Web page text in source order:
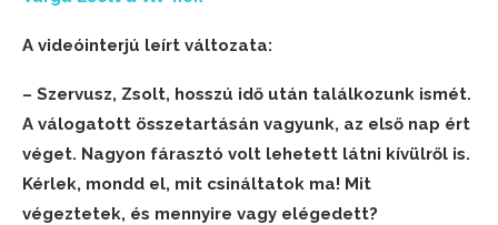
A videóinterjú leírt változata:
– Szervusz, Zsolt, hosszú idő után találkozunk ismét.
A válogatott összetartásán vagyunk, az első nap ért
véget. Nagyon fárasztó volt lehetett látni kívülről is.
Kérlek, mondd el, mit csináltatok ma! Mit
végeztetek, és mennyire vagy elégedett?